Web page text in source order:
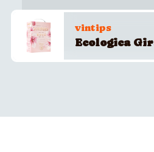
vintips
Ecologica